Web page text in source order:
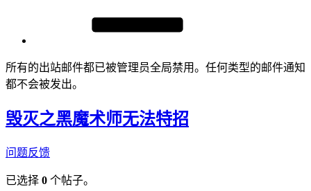
所有的出站邮件都已被管理员全局禁用。任何类型的邮件通知
都不会被发出。
毁灭之黑魔术师无法特招
问题反馈
已选择 0 个帖子。